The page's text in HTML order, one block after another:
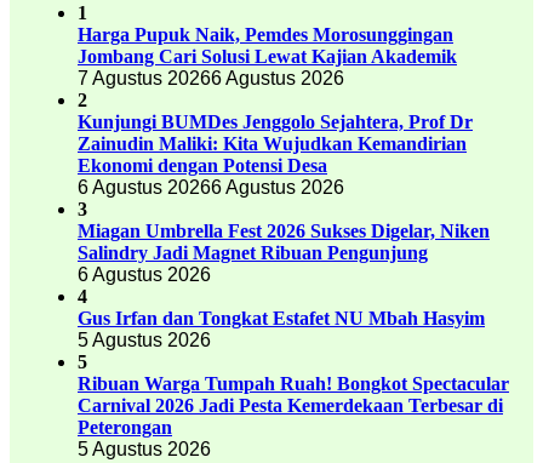
1
Harga Pupuk Naik, Pemdes Morosunggingan
Jombang Cari Solusi Lewat Kajian Akademik
7 Agustus 20266 Agustus 2026
2
Kunjungi BUMDes Jenggolo Sejahtera, Prof Dr
Zainudin Maliki: Kita Wujudkan Kemandirian
Ekonomi dengan Potensi Desa
6 Agustus 20266 Agustus 2026
3
Miagan Umbrella Fest 2026 Sukses Digelar, Niken
Salindry Jadi Magnet Ribuan Pengunjung
6 Agustus 2026
4
Gus Irfan dan Tongkat Estafet NU Mbah Hasyim
5 Agustus 2026
5
Ribuan Warga Tumpah Ruah! Bongkot Spectacular
Carnival 2026 Jadi Pesta Kemerdekaan Terbesar di
Peterongan
5 Agustus 2026